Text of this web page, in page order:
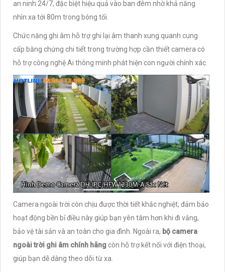
an ninh 24/7, đặc biệt hiệu quả vào ban đêm nhờ khả năng
nhìn xa tới 80m trong bóng tối.
Chức năng ghi âm hỗ trợ ghi lại âm thanh xung quanh cung
cấp bằng chứng chi tiết trong trường hợp cần thiết camera có
hỗ trợ công nghệ Ai thông minh phát hiện con người chính xác.
Camera ngoài trời còn chịu được thời tiết khắc nghiệt, đảm bảo
hoạt động bền bỉ điều này giúp bạn yên tâm hơn khi đi vắng,
bảo vệ tài sản và an toàn cho gia đình. Ngoài ra, bộ camera
ngoài trời ghi âm chính hãngcòn hỗ trợ kết nối với điện thoại,
giúp bạn dễ dàng theo dõi từ xa.